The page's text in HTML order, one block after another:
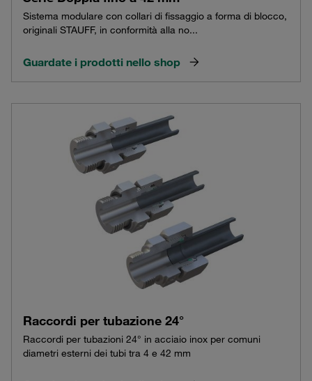
Sistema modulare con collari di fissaggio a forma di blocco,
originali STAUFF, in conformità alla no...
Guardate i prodotti nello shop
Raccordi per tubazione 24°
Raccordi per tubazioni 24° in acciaio inox per comuni
diametri esterni dei tubi tra 4 e 42 mm